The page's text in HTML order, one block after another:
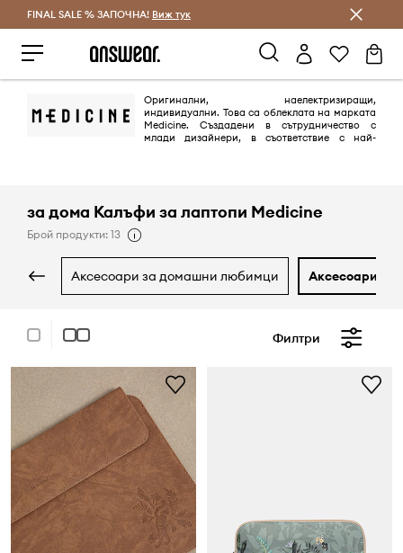
Спестявай с Answear Club
FINAL SALE % ЗАПОЧНА! Виж тук
Оригинални, наелектризиращи,
индивидуални. Това са облеклата на марката
Medicine. Създадени в сътрудничество с
млади дизайнери, в съответствие с най-
за дома Калъфи за лаптопи Medicine
Брой продукти: 13
аксесоари за домашни любимци аксесоари за
Филтри